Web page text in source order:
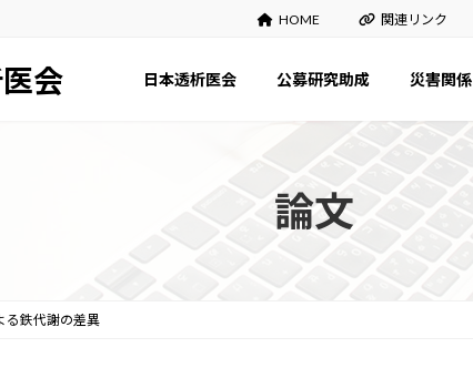
HOME 関連リンク
会 日本透析医会 公募研究助成 災害関係
論文
る鉄代謝の差異